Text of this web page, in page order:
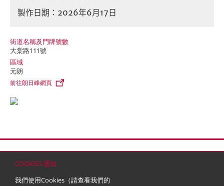
COOKIES 通知
我們使用Cookies（請查看我們的
製作日期： 2026年6月17 日
街道名稱及門牌號數
大棠路111號
區域
元朗
前往朗日峰網頁
© 2026 嘉里建設有限公司 (於百慕達註冊成立之有限公司)